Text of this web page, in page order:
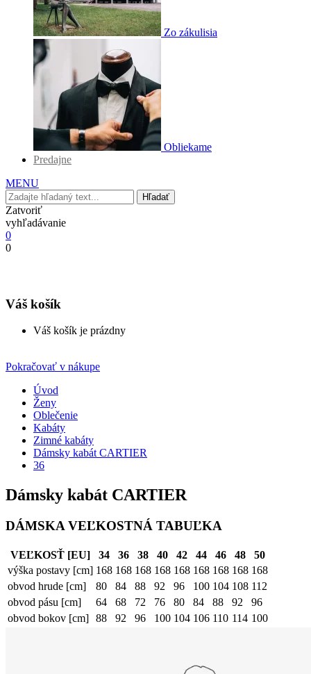
Zo zákulisia
Obliekame
Predajne
MENU
Hľadať
Zatvoriť
vyhľadávanie
0
0
Váš košík
Váš košík je prázdny
Pokračovať v nákupe
Úvod
Ženy
Oblečenie
Kabáty
Zimné kabáty
Dámsky kabát CARTIER
36
Dámsky kabát CARTIER
DÁMSKA VEĽKOSTNÁ TABUĽKA
VEĽKOSŤ [EU] 34 36 38 40 42 44 46 48
50
výška postavy [cm] 168 168 168 168 168 168 168 168 168
obvod hrude [cm]
80 84 88 92 96 100 104 108 112
obvod pásu [cm]
64 68 72 76 80 84 88 92
96
obvod bokov [cm] 88 92 96 100 104 106 110 114 100